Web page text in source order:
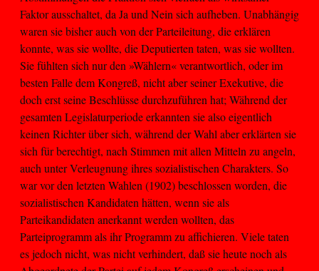
Faktor ausschaltet, da Ja und Nein sich aufheben. Unabhängig
waren sie bisher auch von der Parteileitung, die erklären
konnte, was sie wollte, die Deputierten taten, was sie wollten.
Sie fühlten sich nur den »Wählern« verantwortlich, oder im
besten Falle dem Kongreß, nicht aber seiner Exekutive, die
doch erst seine Beschlüsse durchzuführen hat; Während der
gesamten Legislaturperiode erkannten sie also eigentlich
keinen Richter über sich, während der Wahl aber erklärten sie
sich für berechtigt, nach Stimmen mit allen Mitteln zu angeln,
auch unter Verleugnung ihres sozialistischen Charakters. So
war vor den letzten Wahlen (1902) beschlossen worden, die
sozialistischen Kandidaten hätten, wenn sie als
Parteikandidaten anerkannt werden wollten, das
Parteiprogramm als ihr Programm zu affichieren. Viele taten
es jedoch nicht, was nicht verhindert, daß sie heute noch als